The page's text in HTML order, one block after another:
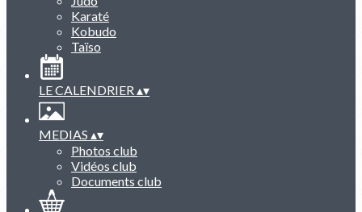
Karaté
Kobudo
Taïso
LE CALENDRIER▴▾
MEDIAS ▴▾
Photos club
Vidéos club
Documents club